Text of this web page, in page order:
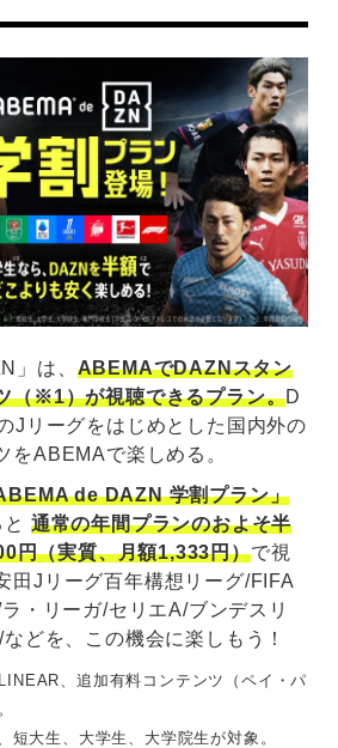
」は、 ABEMAでDAZNスタン
（※1）が視聴できるプラン。D
Jリーグをはじめとした国内外の
をABEMAで楽しめる。
de DAZN 学割プラン」
通常の年間プランのおよそ半
円（実質、月額1,333円）で視
田Jリーグ百年構想リーグ/FIFA
・リーガ/セリエA/ブンデスリ
どを、この機会に楽しもう！
、追加有料コンテンツ（ペイ・パ
大生、大学生、大学院生が対象。